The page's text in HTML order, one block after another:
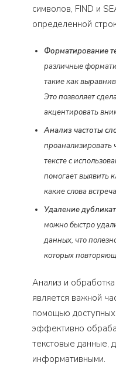
символов, FIND и
определенной
Форматирование
различные
такие как
Это позволяет
акцентировать
Анализ частоты
проанализировать
тексте с
помогает выявить
какие слова
Удаление
можно быстро
данных, что
которых
Анализ и
является важной
помощью
эффективно
текстовые данные,
информативными.